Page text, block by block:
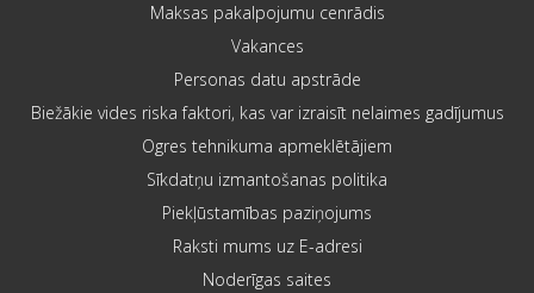
Maksas pakalpojumu cenrādis
Vakances
Personas datu apstrāde
Biežākie vides riska faktori, kas var izraisīt nelaimes gadījumus
Ogres tehnikuma apmeklētājiem
Sīkdatņu izmantošanas politika
Piekļūstamības paziņojums
Raksti mums uz E-adresi
Noderīgas saites